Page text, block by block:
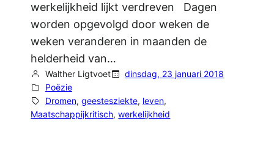
werkelijkheid lijkt verdreven Dagen
worden opgevolgd door weken de
weken veranderen in maanden de
helderheid van…
Walther Ligtvoet
dinsdag, 23 januari 2018
Poëzie
Dromen, geestesziekte, leven,
Maatschappijkritisch, werkelijkheid